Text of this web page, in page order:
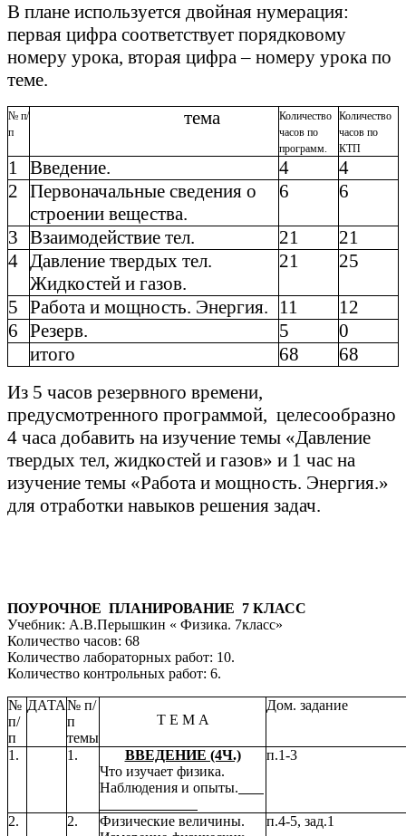
В плане используется двойная нумерация:
первая цифра соответствует порядковому
номеру урока, вторая цифра – номеру урока по
теме.
№ п/
п
тема
Количество
часов по
программ.
Количество
часов по
КТП
1 Введение. 4
4
2 Первоначальные сведения о
строении вещества.
6 6
3 Взаимодействие тел. 21
21
4 Давление твердых тел.
Жидкостей и газов.
21 25
5 Работа и мощность. Энергия. 11
12
6 Резерв. 5
0
итого
68
68
Из 5 часов резервного времени,
предусмотренного программой, целесообразно
4 часа добавить на изучение темы «Давление
твердых тел, жидкостей и газов» и 1 час на
изучение темы «Работа и мощность. Энергия.»
для отработки навыков решения задач.
ПОУРОЧНОЕ ПЛАНИРОВАНИЕ 7 КЛАСС
Учебник: А.В.Перышкин « Физика. 7класс»
Количество часов: 68
Количество лабораторных работ: 10.
Количество контрольных работ: 6.
№
п/
п
ДАТА№ п/
п
темы
Т Е М А
Дом. задание
1. 1.
ВВЕДЕНИЕ (4Ч.)
Что изучает физика.
Наблюдения и опыты.
п.1-3
2. 2.
Физические величины.
п.4-5, зад.1